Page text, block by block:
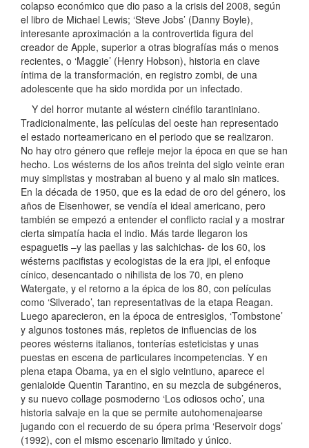
colapso económico que dio paso a la crisis del 2008, según
el libro de Michael Lewis; ‘Steve Jobs’ (Danny Boyle),
interesante aproximación a la controvertida figura del
creador de Apple, superior a otras biografías más o menos
recientes, o ‘Maggie’ (Henry Hobson), historia en clave
íntima de la transformación, en registro zombi, de una
adolescente que ha sido mordida por un infectado.
Y del horror mutante al wéstern cinéfilo tarantiniano.
Tradicionalmente, las películas del oeste han representado
el estado norteamericano en el periodo que se realizaron.
No hay otro género que refleje mejor la época en que se han
hecho. Los wésterns de los años treinta del siglo veinte eran
muy simplistas y mostraban al bueno y al malo sin matices.
En la década de 1950, que es la edad de oro del género, los
años de Eisenhower, se vendía el ideal americano, pero
también se empezó a entender el conflicto racial y a mostrar
cierta simpatía hacia el indio. Más tarde llegaron los
espaguetis –y las paellas y las salchichas- de los 60, los
wésterns pacifistas y ecologistas de la era jipi, el enfoque
cínico, desencantado o nihilista de los 70, en pleno
Watergate, y el retorno a la épica de los 80, con películas
como ‘Silverado’, tan representativas de la etapa Reagan.
Luego aparecieron, en la época de entresiglos, ‘Tombstone’
y algunos tostones más, repletos de influencias de los
peores wésterns italianos, tonterías esteticistas y unas
puestas en escena de particulares incompetencias. Y en
plena etapa Obama, ya en el siglo veintiuno, aparece el
genialoide Quentin Tarantino, en su mezcla de subgéneros,
y su nuevo collage posmoderno ‘Los odiosos ocho’, una
historia salvaje en la que se permite autohomenajearse
jugando con el recuerdo de su ópera prima ‘Reservoir dogs’
(1992), con el mismo escenario limitado y único.